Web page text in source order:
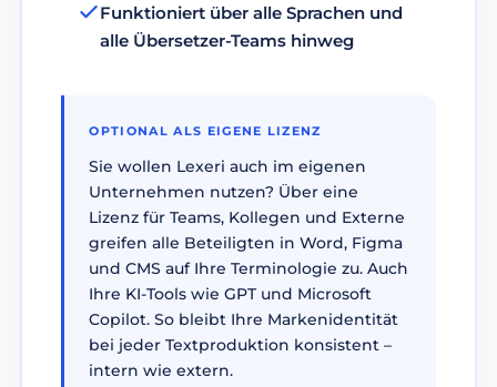
Funktioniert über alle Sprachen und
alle Übersetzer-Teams hinweg
OPTIONAL ALS EIGENE LIZENZ
Sie wollen Lexeri auch im eigenen
Unternehmen nutzen? Über eine
Lizenz für Teams, Kollegen und Externe
greifen alle Beteiligten in Word, Figma
und CMS auf Ihre Terminologie zu. Auch
Ihre KI-Tools wie GPT und Microsoft
Copilot. So bleibt Ihre Markenidentität
bei jeder Textproduktion konsistent –
intern wie extern.